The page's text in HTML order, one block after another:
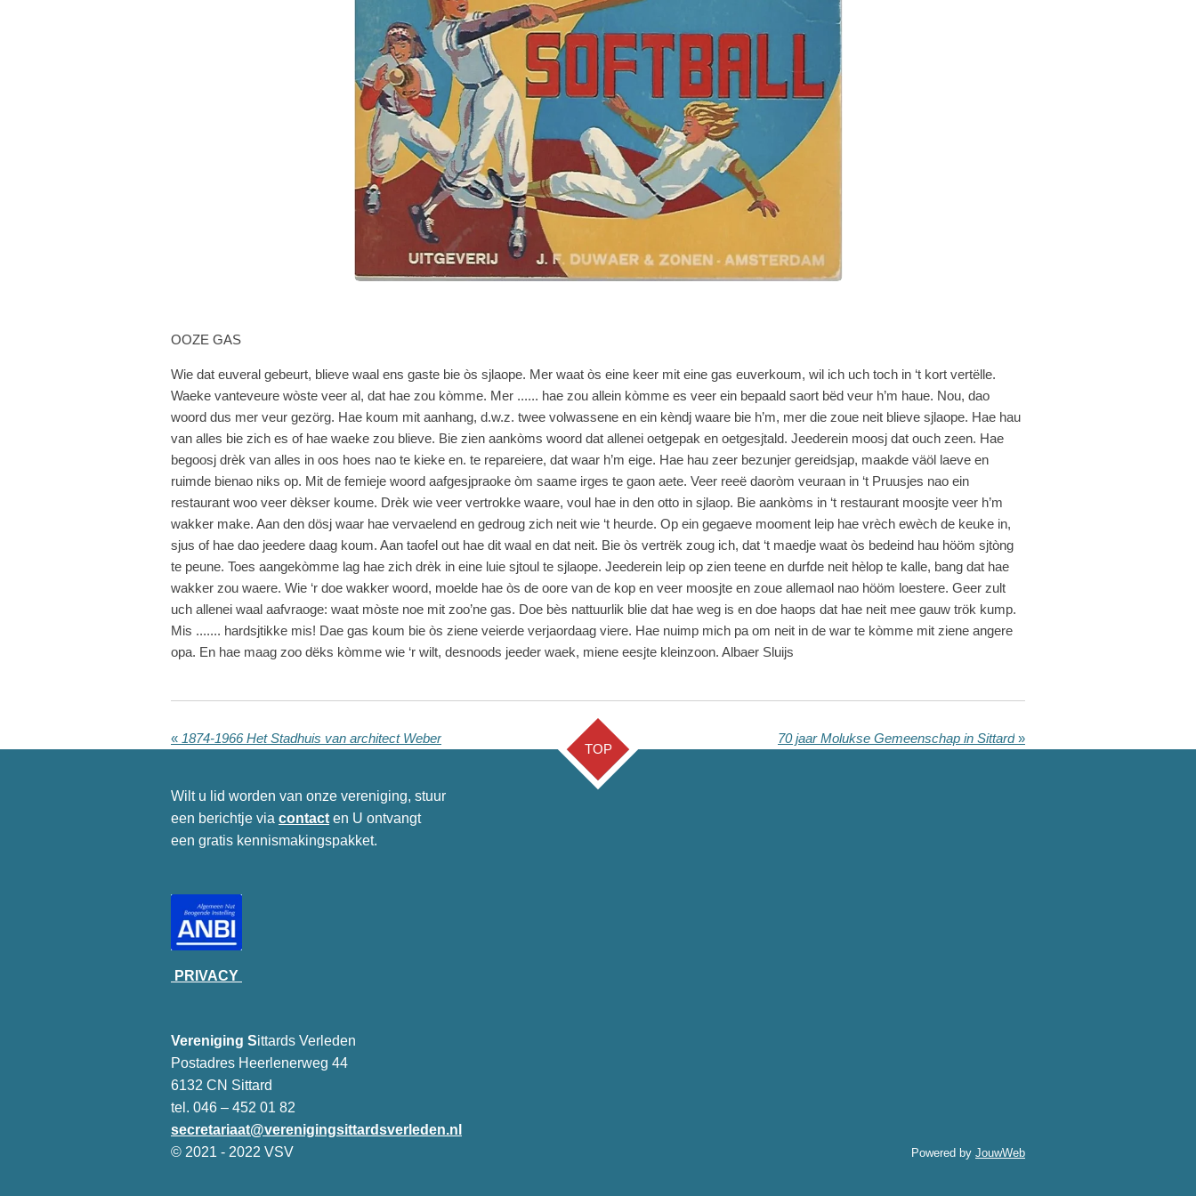
OOZE GAS
Wie dat euveral gebeurt, blieve waal ens gaste bie òs sjlaope. Mer waat òs eine keer mit eine gas euverkoum, wil ich uch toch in ‘t kort vertëlle.
Waeke vanteveure wòste veer al, dat hae zou kòmme. Mer ...... hae zou allein kòmme es veer ein bepaald saort bëd veur h’m haue. Nou, dao
woord dus mer veur gezörg. Hae koum mit aanhang, d.w.z. twee volwassene en ein kèndj waare bie h’m, mer die zoue neit blieve sjlaope. Hae hau
van alles bie zich es of hae waeke zou blieve. Bie zien aankòms woord dat allenei oetgepak en oetgesjtald. Jeederein moosj dat ouch zeen. Hae
begoosj drèk van alles in oos hoes nao te kieke en. te repareiere, dat waar h’m eige. Hae hau zeer bezunjer gereidsjap, maakde väöl laeve en
ruimde bienao niks op. Mit de femieje woord aafgesjpraoke òm saame irges te gaon aete. Veer reeë daoròm veuraan in ‘t Pruusjes nao ein
restaurant woo veer dèkser koume. Drèk wie veer vertrokke waare, voul hae in den otto in sjlaop. Bie aankòms in ‘t restaurant moosjte veer h’m
wakker make. Aan den dösj waar hae vervaelend en gedroug zich neit wie ‘t heurde. Op ein gegaeve mooment leip hae vrèch ewèch de keuke in,
sjus of hae dao jeedere daag koum. Aan taofel out hae dit waal en dat neit. Bie òs vertrëk zoug ich, dat ‘t maedje waat òs bedeind hau hööm sjtòng
te peune. Toes aangekòmme lag hae zich drèk in eine luie sjtoul te sjlaope. Jeederein leip op zien teene en durfde neit hèlop te kalle, bang dat hae
wakker zou waere. Wie ‘r doe wakker woord, moelde hae òs de oore van de kop en veer moosjte en zoue allemaol nao hööm loestere. Geer zult
uch allenei waal aafvraoge: waat mòste noe mit zoo’ne gas. Doe bès nattuurlik blie dat hae weg is en doe haops dat hae neit mee gauw trök kump.
Mis ....... hardsjtikke mis! Dae gas koum bie òs ziene veierde verjaordaag viere. Hae nuimp mich pa om neit in de war te kòmme mit ziene angere
opa. En hae maag zoo dëks kòmme wie ‘r wilt, desnoods jeeder waek, miene eesjte kleinzoon. Albaer Sluijs
« 1874-1966 Het Stadhuis van architect Weber 70 jaar Molukse Gemeenschap in Sittard »
TOP
Wilt u lid worden van onze vereniging, stuur
een berichtje via contact en U ontvangt
een gratis kennismakingspakket.
PRIVACY
Vereniging Sittards Verleden
Postadres Heerlenerweg 44
6132 CN Sittard
tel. 046 – 452 01 82
secretariaat@verenigingsittardsverleden.nl
© 2021 - 2022 VSV
Powered by JouwWeb